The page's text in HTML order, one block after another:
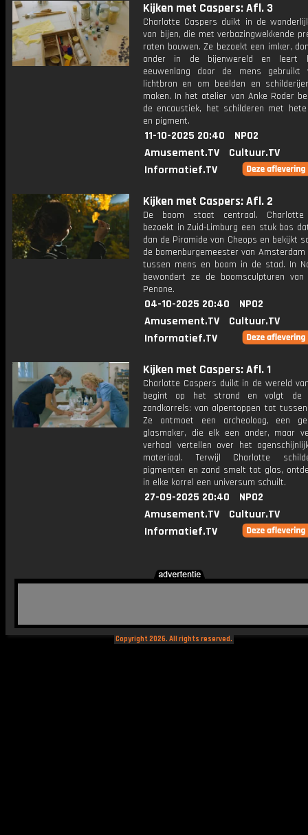
Kijken met Caspers: Afl. 3
Charlotte Caspers duikt in de
van bijen, die met verbazingwekkende
raten bouwen. Ze bezoekt een imker,
onder in de bijenwereld en leert
eeuwenlang door de mens gebruikt
lichtbron en om beelden en
maken. In het atelier van Anke Roder
de encaustiek, het schilderen met
en pigment.
11-10-2025 20:40
NPO2
Amusement.TV
Cultuur.TV
Informatief.TV
Kijken met Caspers: Afl. 2
De boom staat centraal. Charlotte
bezoekt in Zuid-Limburg een stuk bos
dan de Piramide van Cheops en bekijkt
de bomenburgemeester van
tussen mens en boom in de stad. In
bewondert ze de boomsculpturen van
Penone.
04-10-2025 20:40
NPO2
Amusement.TV
Cultuur.TV
Informatief.TV
Kijken met Caspers: Afl. 1
Charlotte Caspers duikt in de wereld
begint op het strand en volgt de
zandkorrels: van alpentoppen tot
Ze ontmoet een archeoloog, een
glasmaker, die elk een ander, maar
verhaal vertellen over het
materiaal. Terwijl Charlotte
pigmenten en zand smelt tot glas,
in elke korrel een universum schuilt.
27-09-2025 20:40
NPO2
Amusement.TV
Cultuur.TV
Informatief.TV
Copyright 2026. All rights reserved.